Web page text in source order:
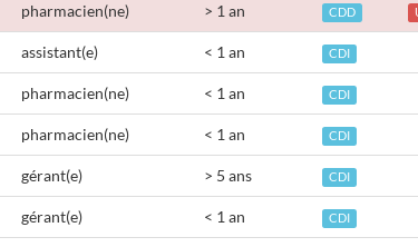
pharmacien(ne) > 1 an CDD
assistant(e) < 1 an CDI
pharmacien(ne) < 1 an CDI
pharmacien(ne) < 1 an CDI
gérant(e) > 5 ans CDI
gérant(e) < 1 an CDI